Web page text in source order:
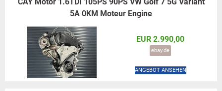
CAY Motor 1.6TDI 105PS 90PS VW Golf 7 5G Variant
5A 0KM Moteur Engine
EUR 2.990,00
ebay.de
ANGEBOT ANSEHEN